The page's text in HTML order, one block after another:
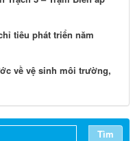
tiêu phát triển năm
về vệ sinh môi trường,
Tìm